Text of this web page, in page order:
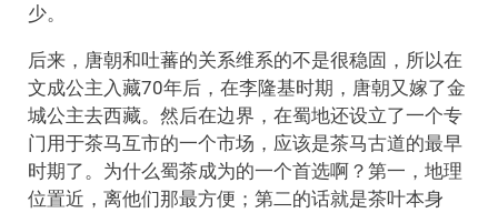
少。
后来，唐朝和吐蕃的关系维系的不是很稳固，所以在
文成公主入藏70年后，在李隆基时期，唐朝又嫁了金
城公主去西藏。然后在边界，在蜀地还设立了一个专
门用于茶马互市的一个市场，应该是茶马古道的最早
时期了。为什么蜀茶成为的一个首选啊？第一，地理
位置近，离他们那最方便；第二的话就是茶叶本身